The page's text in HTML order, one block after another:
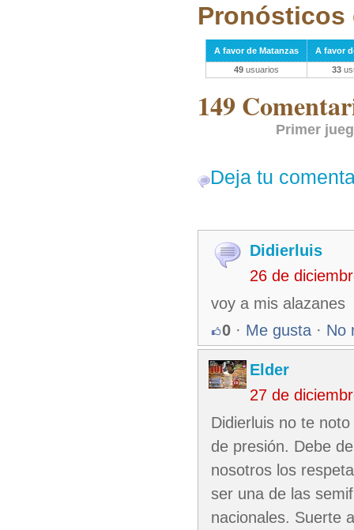
Pronósticos
A favor de Matanzas
A favor
49 usuarios 33
149
Primer
Deja tu
Didierluis
26 de
voy a mis alazanes
0 · Me gusta · No
Elder
27 de
Didierluis no te
de presión. Debe
nosotros los
ser una de las
nacionales. Suerte